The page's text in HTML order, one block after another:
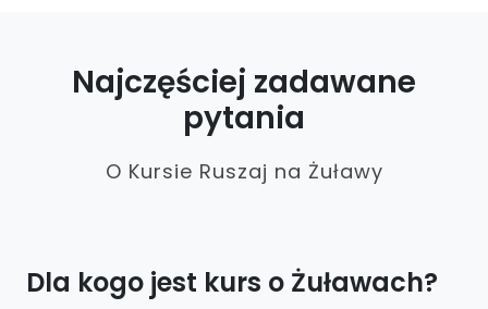
Najczęściej zadawane
pytania
O Kursie Ruszaj na Żuławy
Dla kogo jest kurs o Żuławach?